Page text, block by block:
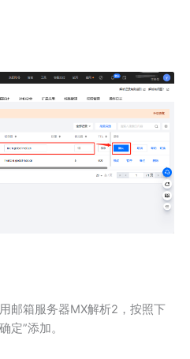
邮箱服务器MX解析2，按照下
定”添加。